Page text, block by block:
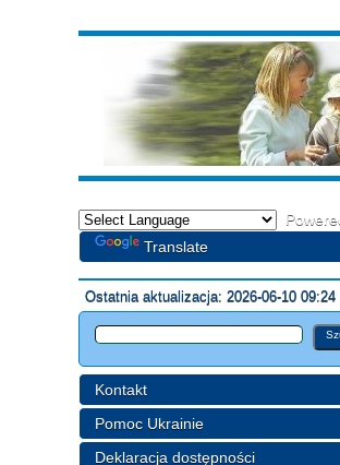
Translate
Ostatnia aktualizacja: 2026-06-10 09:24
Kontakt
Pomoc Ukrainie
Deklaracja dostępności